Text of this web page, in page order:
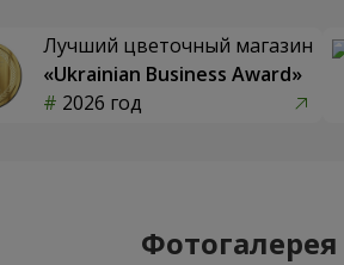
Лучший цветочный магазин
«Ukrainian Business Award»
2026 год
Фотогалерея